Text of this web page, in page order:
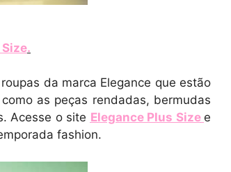
.
da marca Elegance que estão
as peças rendadas, bermudas
Acesse o site Elegance Plus Size e
fashion.